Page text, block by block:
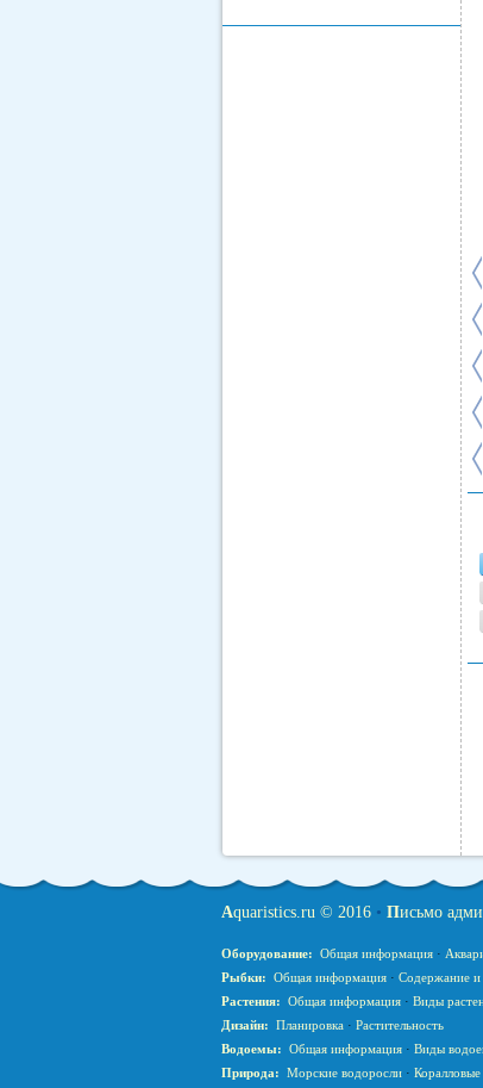
Aquaristics.ru © 2016• Письмо
Оборудование: Общая информация·
Рыбки: Общая информация· Содержание и
Растения: Общая информация· Виды
Дизайн: Планировка· Растительность
Водоемы: Общая информация· Виды
Природа: Морские водоросли·